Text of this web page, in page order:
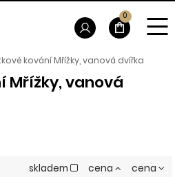
kování Mřížky, vanová dvířka
Mřížky, vanová
skladem cena
cena
0